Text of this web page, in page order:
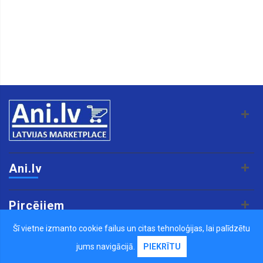
Ani.lv
Pircējiem
Pārdevējiem
Šī vietne izmanto cookie failus un citas tehnoloģijas, lai palīdzētu
jums navigācijā.
PIEKRĪTU